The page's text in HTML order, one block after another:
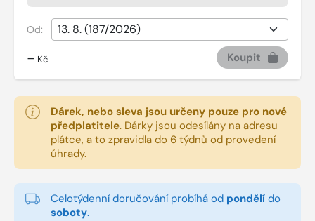
Od:
- Kč Koupit
Dárek, nebo sleva jsou určeny pouze pro nové
předplatitele. Dárky jsou odesílány na adresu
plátce, a to zpravidla do 6 týdnů od provedení
úhrady.
Celotýdenní doručování probíhá od pondělí do
soboty.